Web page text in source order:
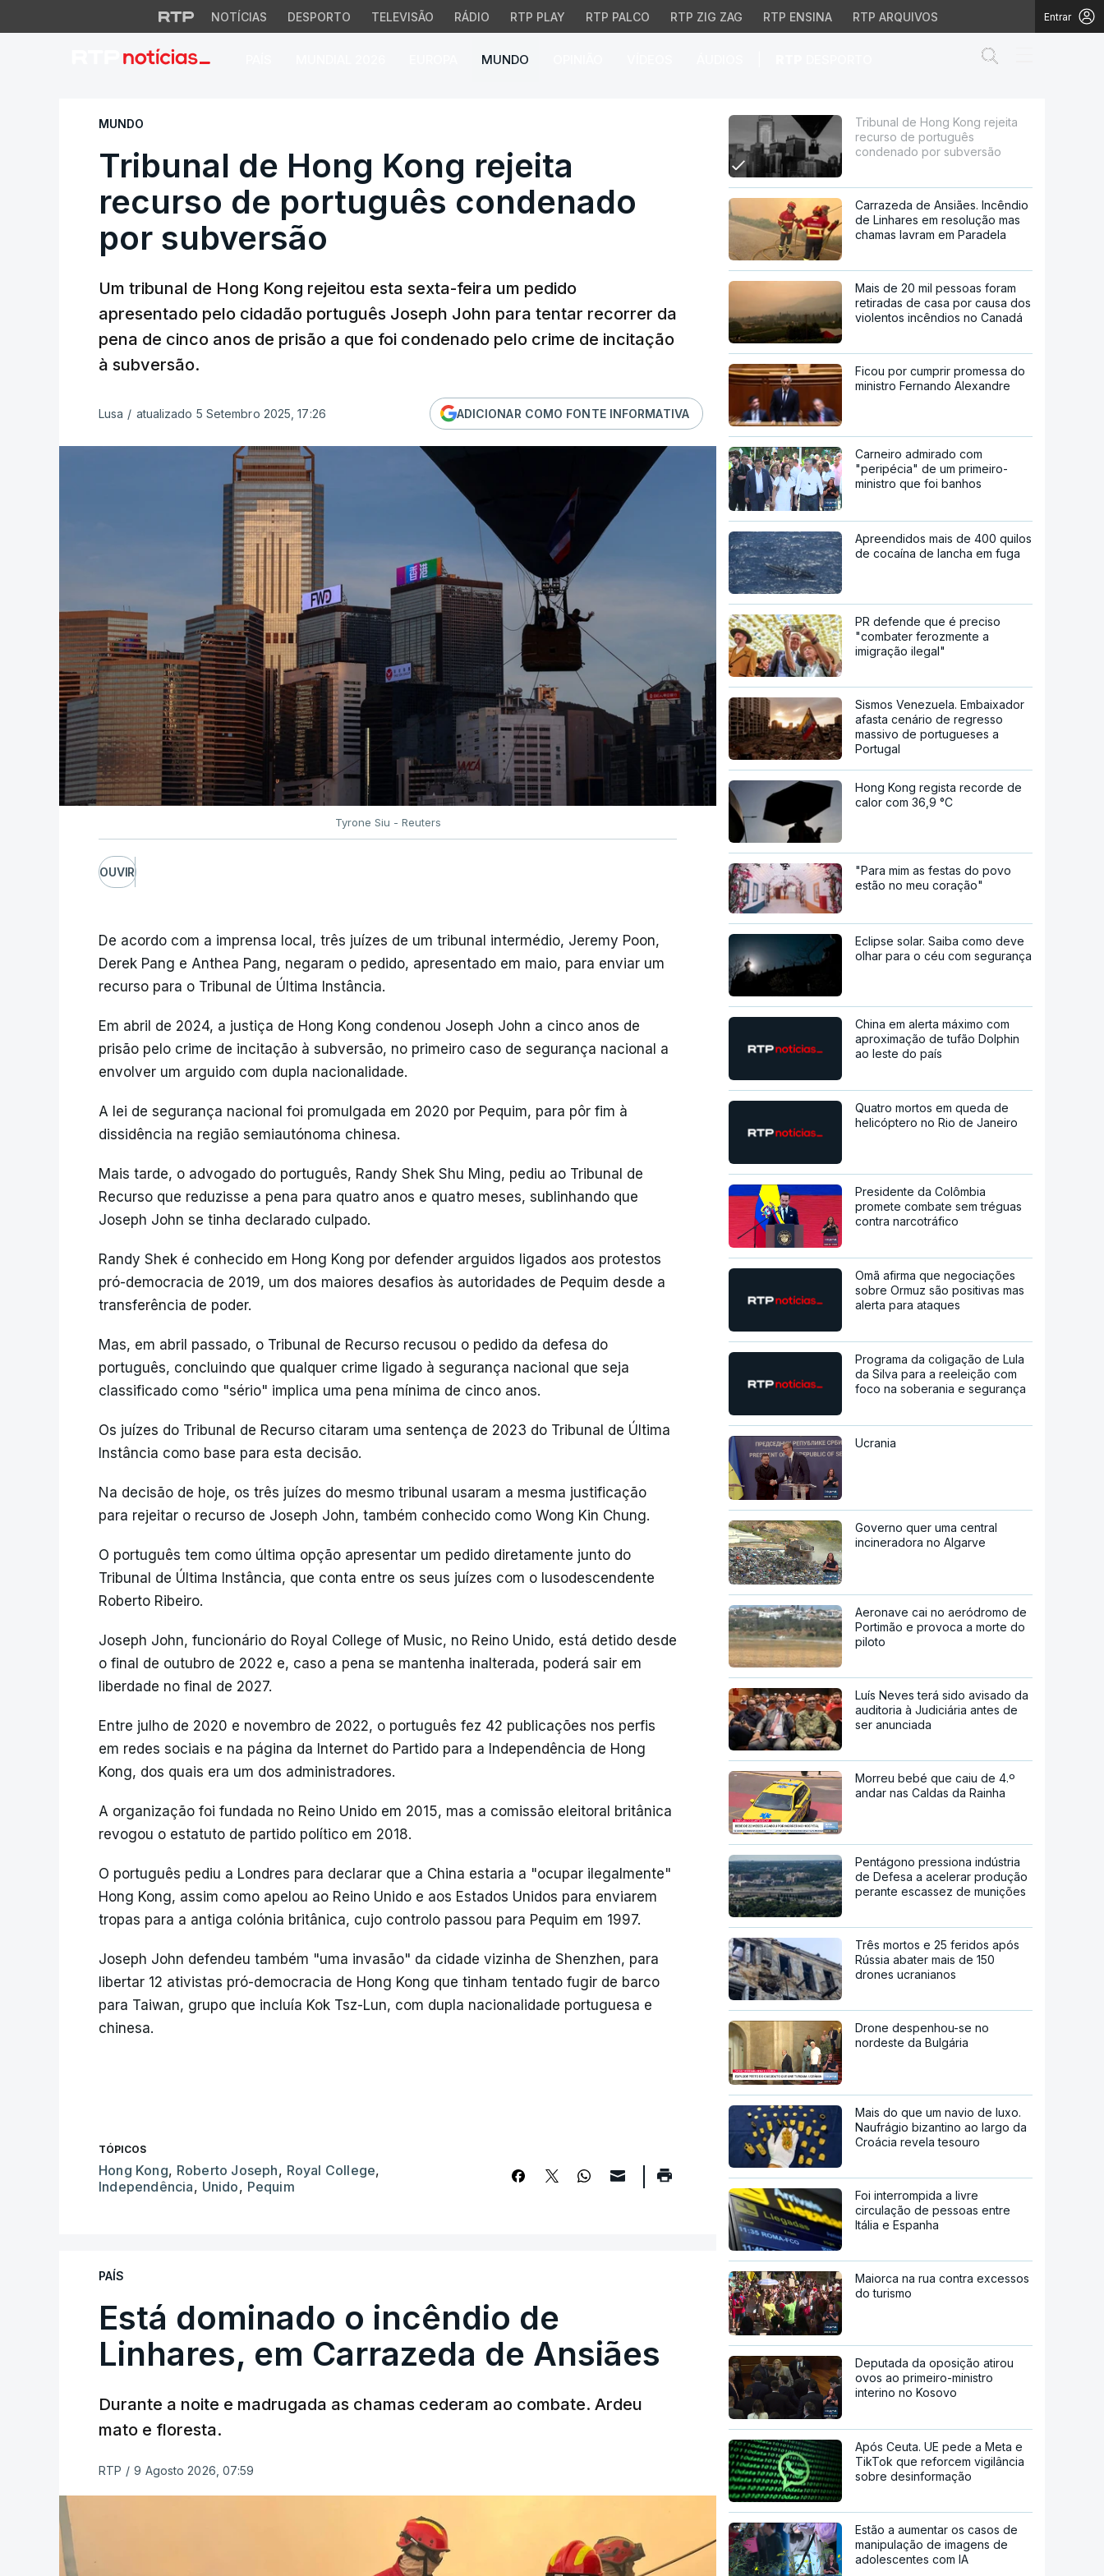
NOTÍCIAS DESPORTO TELEVISÃO RÁDIO RTP PLAY RTP PALCO RTP ZIG ZAG RTP ENSINA RTP ARQUIVOS Entrar
MUNDO
Tribunal de Hong Kong rejeita recurso de português condenado
MUNDO
Tribunal de Hong Kong rejeita
recurso de português condenado
por subversão
Um tribunal de Hong Kong rejeitou esta sexta-feira um pedido
apresentado pelo cidadão português Joseph John para tentar recorrer da
pena de cinco anos de prisão a que foi condenado pelo crime de incitação
à subversão.
Lusa / atualizado 5 Setembro 2025, 17:26 ADICIONAR COMO FONTE INFORMATIVA
Tyrone Siu - Reuters
OUVIR
De acordo com a imprensa local, três juízes de um tribunal intermédio, Jeremy Poon,
Derek Pang e Anthea Pang, negaram o pedido, apresentado em maio, para enviar um
recurso para o Tribunal de Última Instância.
Em abril de 2024, a justiça de Hong Kong condenou Joseph John a cinco anos de
prisão pelo crime de incitação à subversão, no primeiro caso de segurança nacional a
envolver um arguido com dupla nacionalidade.
A lei de segurança nacional foi promulgada em 2020 por Pequim, para pôr fim à
dissidência na região semiautónoma chinesa.
Mais tarde, o advogado do português, Randy Shek Shu Ming, pediu ao Tribunal de
Recurso que reduzisse a pena para quatro anos e quatro meses, sublinhando que
Joseph John se tinha declarado culpado.
Randy Shek é conhecido em Hong Kong por defender arguidos ligados aos protestos
pró-democracia de 2019, um dos maiores desafios às autoridades de Pequim desde a
transferência de poder.
Mas, em abril passado, o Tribunal de Recurso recusou o pedido da defesa do
português, concluindo que qualquer crime ligado à segurança nacional que seja
classificado como "sério" implica uma pena mínima de cinco anos.
Os juízes do Tribunal de Recurso citaram uma sentença de 2023 do Tribunal de Última
Instância como base para esta decisão.
Na decisão de hoje, os três juízes do mesmo tribunal usaram a mesma justificação
para rejeitar o recurso de Joseph John, também conhecido como Wong Kin Chung.
O português tem como última opção apresentar um pedido diretamente junto do
Tribunal de Última Instância, que conta entre os seus juízes com o lusodescendente
Roberto Ribeiro.
Joseph John, funcionário do Royal College of Music, no Reino Unido, está detido desde
o final de outubro de 2022 e, caso a pena se mantenha inalterada, poderá sair em
liberdade no final de 2027.
Entre julho de 2020 e novembro de 2022, o português fez 42 publicações nos perfis
em redes sociais e na página da Internet do Partido para a Independência de Hong
Kong, dos quais era um dos administradores.
A organização foi fundada no Reino Unido em 2015, mas a comissão eleitoral britânica
revogou o estatuto de partido político em 2018.
O português pediu a Londres para declarar que a China estaria a "ocupar ilegalmente"
Hong Kong, assim como apelou ao Reino Unido e aos Estados Unidos para enviarem
tropas para a antiga colónia britânica, cujo controlo passou para Pequim em 1997.
Joseph John defendeu também "uma invasão" da cidade vizinha de Shenzhen, para
libertar 12 ativistas pró-democracia de Hong Kong que tinham tentado fugir de barco
para Taiwan, grupo que incluía Kok Tsz-Lun, com dupla nacionalidade portuguesa e
chinesa.
TÓPICOS
Hong Kong, Roberto Joseph, Royal College,
Independência, Unido, Pequim
PAÍS
Está dominado o incêndio de
Linhares, em Carrazeda de Ansiães
Durante a noite e madrugada as chamas cederam ao combate. Ardeu
mato e floresta.
RTP / 9 Agosto 2026, 07:59
Tribunal de Hong Kong rejeita
recurso de português
condenado por subversão
Carrazeda de Ansiães. Incêndio
de Linhares em resolução mas
chamas lavram em Paradela
Mais de 20 mil pessoas foram
retiradas de casa por causa dos
violentos incêndios no Canadá
Ficou por cumprir promessa do
ministro Fernando Alexandre
Carneiro admirado com
"peripécia" de um primeiro-
ministro que foi banhos
Apreendidos mais de 400 quilos
de cocaína de lancha em fuga
PR defende que é preciso
"combater ferozmente a
imigração ilegal"
Sismos Venezuela. Embaixador
afasta cenário de regresso
massivo de portugueses a
Portugal
Hong Kong regista recorde de
calor com 36,9 °C
"Para mim as festas do povo
estão no meu coração"
Eclipse solar. Saiba como deve
olhar para o céu com segurança
China em alerta máximo com
aproximação de tufão Dolphin
ao leste do país
Quatro mortos em queda de
helicóptero no Rio de Janeiro
Presidente da Colômbia
promete combate sem tréguas
contra narcotráfico
Omã afirma que negociações
sobre Ormuz são positivas mas
alerta para ataques
Programa da coligação de Lula
da Silva para a reeleição com
foco na soberania e segurança
Ucrania
Governo quer uma central
incineradora no Algarve
Aeronave cai no aeródromo de
Portimão e provoca a morte do
piloto
Luís Neves terá sido avisado da
auditoria à Judiciária antes de
ser anunciada
Morreu bebé que caiu de 4.º
andar nas Caldas da Rainha
Pentágono pressiona indústria
de Defesa a acelerar produção
perante escassez de munições
Três mortos e 25 feridos após
Rússia abater mais de 150
drones ucranianos
Drone despenhou-se no
nordeste da Bulgária
Mais do que um navio de luxo.
Naufrágio bizantino ao largo da
Croácia revela tesouro
Foi interrompida a livre
circulação de pessoas entre
Itália e Espanha
Maiorca na rua contra excessos
do turismo
Deputada da oposição atirou
ovos ao primeiro-ministro
interino no Kosovo
Após Ceuta. UE pede a Meta e
TikTok que reforcem vigilância
sobre desinformação
Estão a aumentar os casos de
manipulação de imagens de
adolescentes com IA